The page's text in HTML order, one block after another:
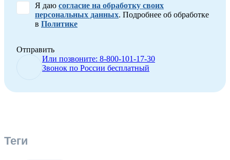
Я даю согласие на обработку своих
персональных данных. Подробнее об обработке
в Политике
Отправить
Или позвоните: 8-800-101-17-30
Звонок по России бесплатный
Теги